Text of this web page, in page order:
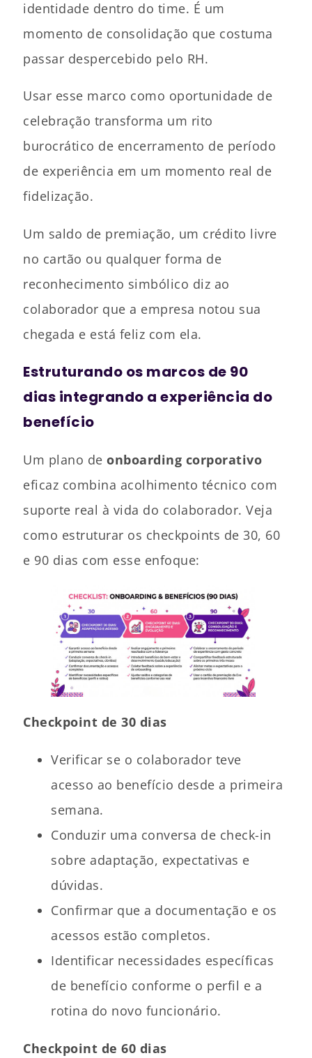
identidade dentro do time. É um
momento de consolidação que costuma
passar despercebido pelo RH.
Usar esse marco como oportunidade de
celebração transforma um rito
burocrático de encerramento de período
de experiência em um momento real de
fidelização.
Um saldo de premiação, um crédito livre
no cartão ou qualquer forma de
reconhecimento simbólico diz ao
colaborador que a empresa notou sua
chegada e está feliz com ela.
Estruturando os marcos de 90
dias integrando a experiência do
benefício
Um plano de onboarding corporativo
eficaz combina acolhimento técnico com
suporte real à vida do colaborador. Veja
como estruturar os checkpoints de 30, 60
e 90 dias com esse enfoque:
Checkpoint de 30 dias
Verificar se o colaborador teve
acesso ao benefício desde a primeira
semana.
Conduzir uma conversa de check-in
sobre adaptação, expectativas e
dúvidas.
Confirmar que a documentação e os
acessos estão completos.
Identificar necessidades específicas
de benefício conforme o perfil e a
rotina do novo funcionário.
Checkpoint de 60 dias